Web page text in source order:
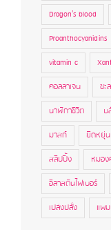
Dragon's blood
Proanthocyanidins
vitamin c
คอลลาเจน
ชะ
นาฬิกาชีวิต
บ
มาสก์
ยืดหยุ่น
สลีปปิ้ง
หมอ
อีลาสตินไฟเบอร์
เปล่งปลั่ง
แพ